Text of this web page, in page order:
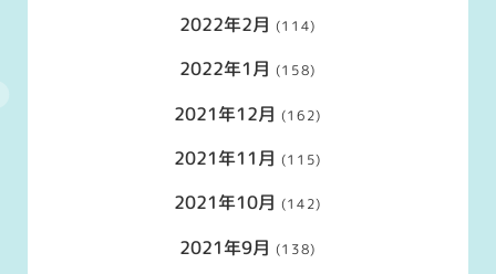
2022年2月 (114)
2022年1月 (158)
2021年12月 (162)
2021年11月 (115)
2021年10月 (142)
2021年9月 (138)